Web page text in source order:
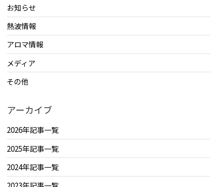
お知らせ
熱波情報
アロマ情報
メディア
その他
アーカイブ
2026年記事一覧
2025年記事一覧
2024年記事一覧